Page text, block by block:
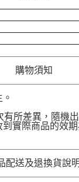
購物須知
所差異，隨機出
實際商品的效期
配送及退換貨說明